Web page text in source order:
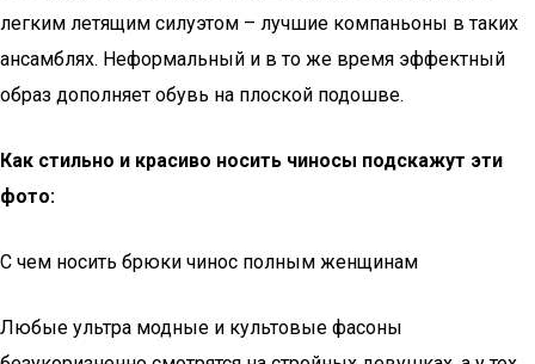
легким летящим силуэтом – лучшие компаньоны в таких
ансамблях. Неформальный и в то же время эффектный
образ дополняет обувь на плоской подошве.
Как стильно и красиво носить чиносы подскажут эти
фото:
С чем носить брюки чинос полным женщинам
Любые ультра модные и культовые фасоны